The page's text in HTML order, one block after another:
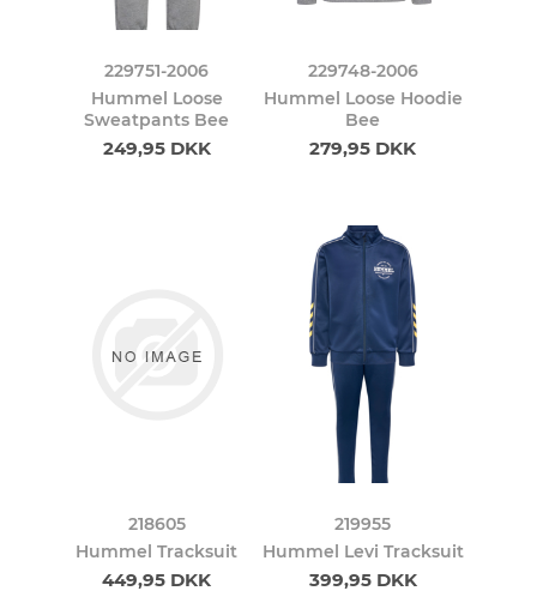
229751-2006
Hummel Loose
Sweatpants Bee
249,95 DKK
229748-2006
Hummel Loose Hoodie
Bee
279,95 DKK
218605
Hummel Tracksuit
449,95 DKK
219955
Hummel Levi Tracksuit
399,95 DKK